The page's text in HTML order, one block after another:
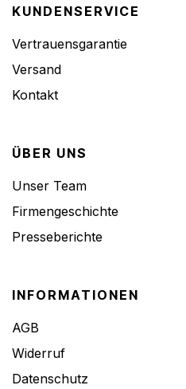
KUNDENSERVICE
Vertrauensgarantie
Versand
Kontakt
ÜBER UNS
Unser Team
Firmengeschichte
Presseberichte
INFORMATIONEN
AGB
Widerruf
Datenschutz